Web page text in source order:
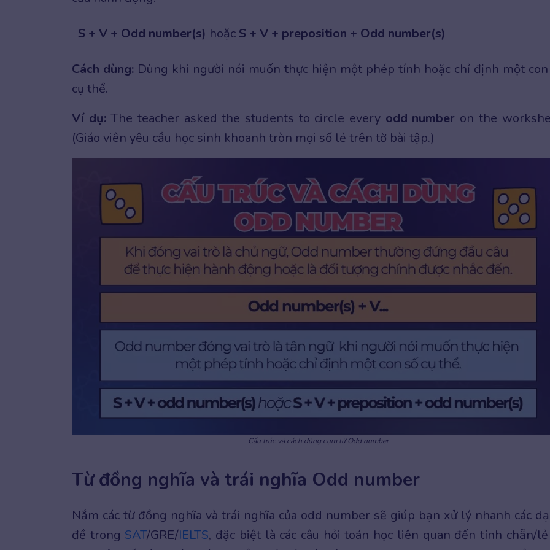
S + V + Odd number(s) hoặc S + V + preposition + Odd number(s)
Cách dùng:Dùng khi người nói muốn thực hiện một phép tính hoặc chỉ định một
cụ thể.
Ví dụ:The teacher asked the students to circle every odd number on the
(Giáo viên yêu cầu học sinh khoanh tròn mọi số lẻ trên tờ bài tập.)
Cấu trúc và cách dùng cụm từ Odd number
Từ đồng nghĩa và trái nghĩa Odd number
Nắm các từ đồng nghĩa và trái nghĩa của odd number sẽ giúp bạn xử lý nhanh các
đề trong SAT/GRE/IELTS, đặc biệt là các câu hỏi toán học liên quan đến tính chẵn/